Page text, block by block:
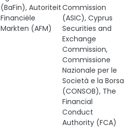
(BaFin), Autoriteit
Financiële
Markten (AFM)
Commission
(ASIC), Cyprus
Securities and
Exchange
Commission,
Commissione
Nazionale per le
Società e la Borsa
(CONSOB), The
Financial
Conduct
Authority (FCA)